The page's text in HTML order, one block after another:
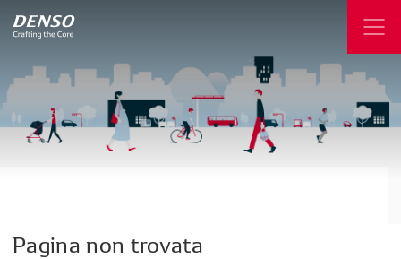
Pagina non trovata